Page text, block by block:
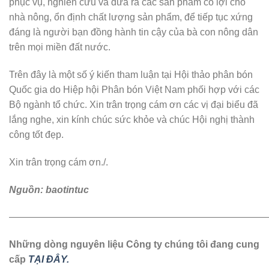
phục vụ, nghiên cứu và đưa ra các sản phẩm có lợi cho
nhà nông, ổn định chất lượng sản phẩm, để tiếp tục xứng
đáng là người bạn đồng hành tin cậy của bà con nông dân
trên mọi miền đất nước.
Trên đây là một số ý kiến tham luận tại Hội thảo phân bón
Quốc gia do Hiệp hội Phân bón Việt Nam phối hợp với các
Bộ ngành tổ chức. Xin trân trọng cám ơn các vị đại biểu đã
lắng nghe, xin kính chúc sức khỏe và chúc Hội nghị thành
công tốt đẹp.
Xin trân trọng cám ơn./.
Nguồn: baotintuc
Những dòng nguyên liệu Công ty chúng tôi đang cung
cấp TẠI ĐÂY.